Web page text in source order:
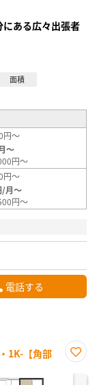
にある広々出張者
面積
円～
～
円～
円～
/月～
円～
電話する
1K-【角部
に入